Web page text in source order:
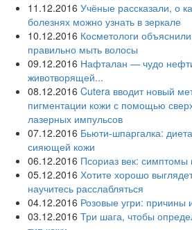
11.12.2016 Учёные рассказали, о
болезнях можно узнать в зеркале
10.12.2016 Косметологи
правильно мыть волосы
09.12.2016 Нафталан — чудо
животворящей...
08.12.2016 Cutera вводит новый
пигментации кожи с помощью
лазерных импульсов
07.12.2016 Бьюти-шпаргалка:
сияющей кожи
06.12.2016 Псориаз век: симптомы
05.12.2016 Хотите хорошо
научитесь расслабляться
04.12.2016 Розовые угри: причины
03.12.2016 Три шага, чтобы